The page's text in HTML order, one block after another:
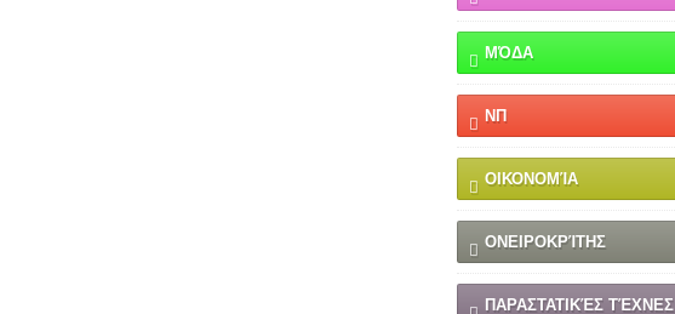
ΜΌΔΑ
ΝΠ
ΟΙΚΟΝΟΜΊΑ
ΟΝΕΙΡΟΚΡΊΤΗΣ
ΠΑΡΑΣΤΑΤΙΚΈΣ ΤΈΧΝΕΣ